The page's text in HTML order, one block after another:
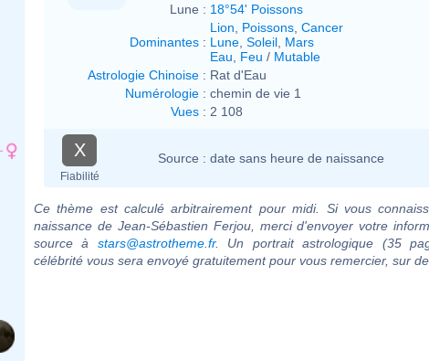
Lune : 18°54' Poissons
Dominantes :
Lion Poissons Cancer
Lune Soleil Mars
Eau
Feu / Mutable
Astrologie Chinoise : Rat d'Eau
Numérologie : chemin de vie 1
Vues : 2 108
X
Fiabilité
Source : date sans heure de naissance
Ce thème est calculé arbitrairement pour midi. Si vous
naissance de Jean-Sébastien Ferjou, merci d'envoyer votre
source à stars@astrotheme.fr. Un portrait astrologique (35
célébrité vous sera envoyé gratuitement pour vous remercier, sur